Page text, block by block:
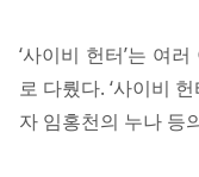
‘사이비 헌터’는 여
로 다뤘다. ‘사이비
자 임홍천의 누나 등